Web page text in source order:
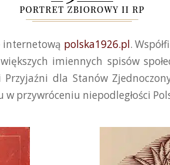
internetową polska1926.pl.
imiennych spisów
dla Stanów
przywróceniu niepodległości